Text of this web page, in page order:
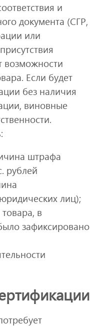
и
документа (СГР,
или
возможности
Если будет
без наличия
виновные
штрафа
рублей
лиц);
в
зафиксировано